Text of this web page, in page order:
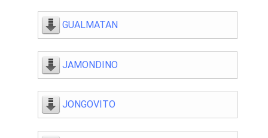
GUALMATAN
JAMONDINO
JONGOVITO